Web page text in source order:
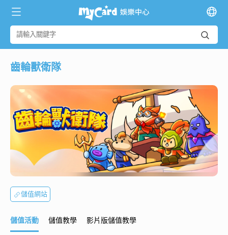
齒輪獸衛隊
儲值網站
儲值活動 儲值教學 影片版儲值教學